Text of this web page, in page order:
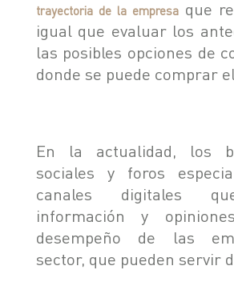
trayectoria de la empresa que
igual que evaluar los
las posibles opciones de
donde se puede comprar
En la actualidad, los
sociales y foros
canales digitales
información y
desempeño de las
sector, que pueden servir